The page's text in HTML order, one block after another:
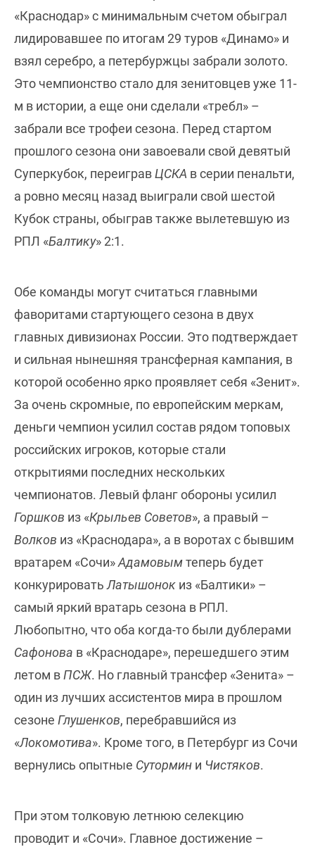
«Краснодар» с минимальным счетом обыграл
лидировавшее по итогам 29 туров «Динамо» и
взял серебро, а петербуржцы забрали золото.
Это чемпионство стало для зенитовцев уже 11-
м в истории, а еще они сделали «требл» –
забрали все трофеи сезона. Перед стартом
прошлого сезона они завоевали свой девятый
Суперкубок, переигравЦСКА в серии пенальти,
а ровно месяц назад выиграли свой шестой
Кубок страны, обыграв также вылетевшую из
РПЛ «Балтику» 2:1.
Обе команды могут считаться главными
фаворитами стартующего сезона в двух
главных дивизионах России. Это подтверждает
и сильная нынешняя трансферная кампания, в
которой особенно ярко проявляет себя «Зенит».
За очень скромные, по европейским меркам,
деньги чемпион усилил состав рядом топовых
российских игроков, которые стали
открытиями последних нескольких
чемпионатов. Левый фланг обороны усилил
Горшков из «Крыльев Советов», а правый –
Волков из «Краснодара», а в воротах с бывшим
вратарем «Сочи»Адамовымтеперь будет
конкурировать Латышонок из «Балтики» –
самый яркий вратарь сезона в РПЛ.
Любопытно, что оба когда-то были дублерами
Сафонова в «Краснодаре», перешедшего этим
летом вПСЖ. Но главный трансфер «Зенита» –
один из лучших ассистентов мира в прошлом
сезоне Глушенков, перебравшийся из
«Локомотива». Кроме того, в Петербург из Сочи
вернулись опытные Сутормин и Чистяков.
При этом толковую летнюю селекцию
проводит и «Сочи». Главное достижение –